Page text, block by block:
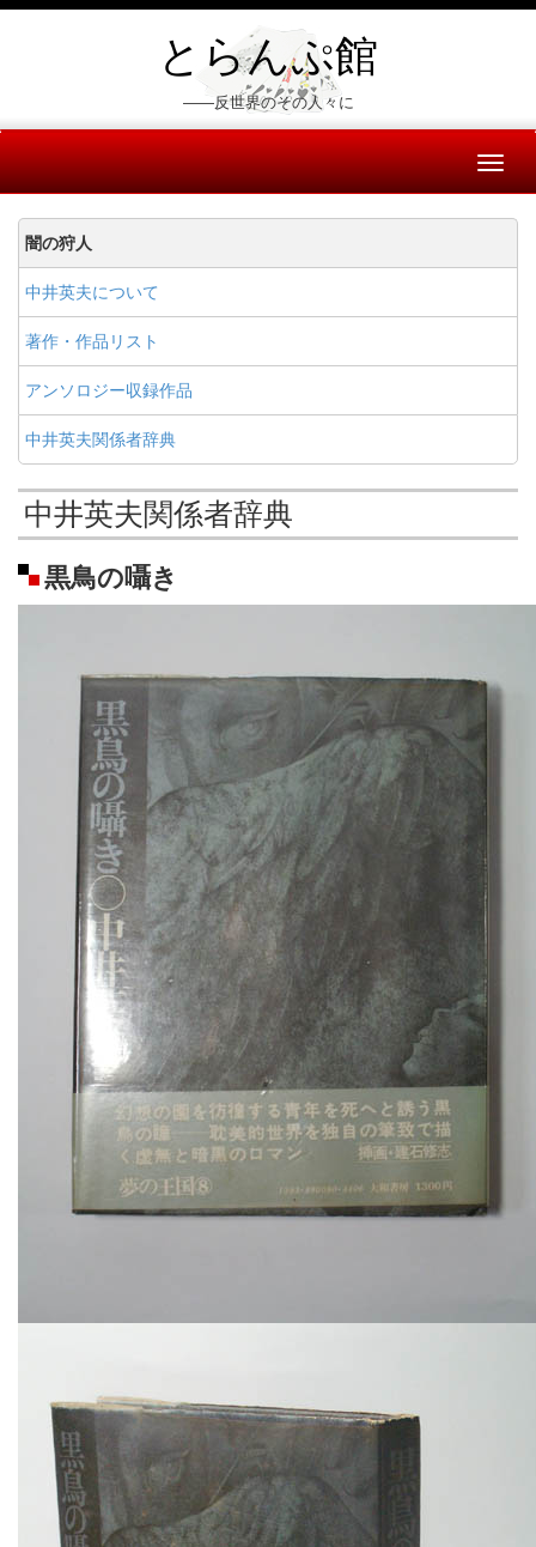
とらんぷ館
――反世界のその人々に
闇の狩人
中井英夫について
著作・作品リスト
アンソロジー収録作品
中井英夫関係者辞典
中井英夫関係者辞典
黒鳥の囁き